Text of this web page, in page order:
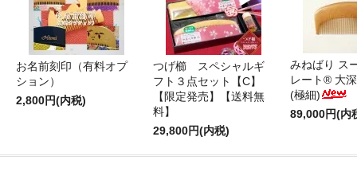
お名前刻印（有料オプ
ション）
2,800円(内税)
つげ櫛 スペシャルギ
フト３点セット【C】
【限定発売】【送料無
料】
29,800円(内税)
みねばり ス
レート® 大
(極細)
89,000円(内